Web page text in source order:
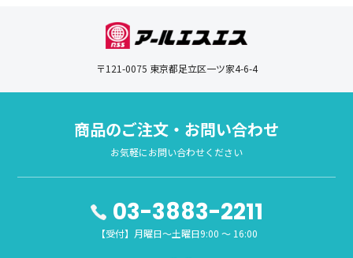
〒121-0075 東京都足立区一ツ家4-6-4
商品のご注文・お問い合わせ
お気軽にお問い合わせください
03-3883-2211
【受付】月曜日～土曜日9:00 ～ 16:00